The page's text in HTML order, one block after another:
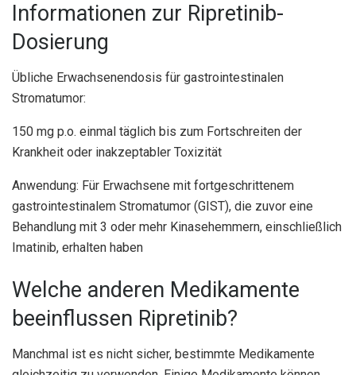
Informationen zur Ripretinib-
Dosierung
Übliche Erwachsenendosis für gastrointestinalen
Stromatumor:
150 mg p.o. einmal täglich bis zum Fortschreiten der
Krankheit oder inakzeptabler Toxizität
Anwendung: Für Erwachsene mit fortgeschrittenem
gastrointestinalem Stromatumor (GIST), die zuvor eine
Behandlung mit 3 oder mehr Kinasehemmern, einschließlich
Imatinib, erhalten haben
Welche anderen Medikamente
beeinflussen Ripretinib?
Manchmal ist es nicht sicher, bestimmte Medikamente